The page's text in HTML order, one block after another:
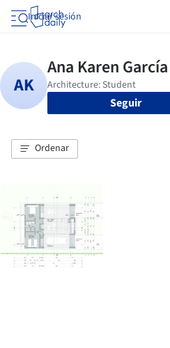
Iniciar sesión
Seguir
Ordenar